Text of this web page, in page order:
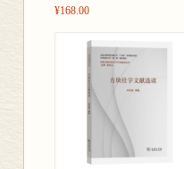
¥168.00